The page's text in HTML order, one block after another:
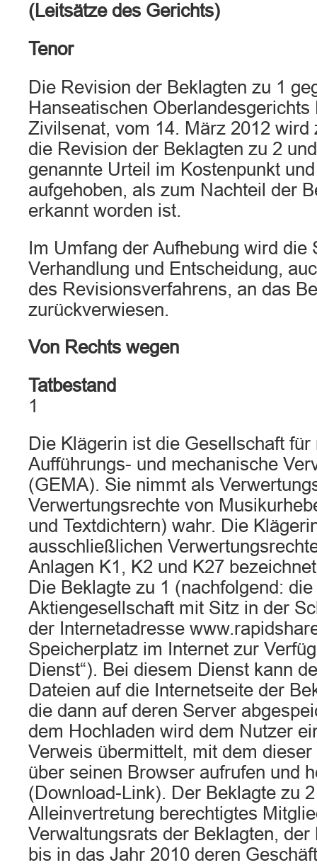
(Leitsätze des Gerichts)
Tenor
Die Revision der Beklagten zu 1
Hanseatischen Oberlandesgerichts
Zivilsenat, vom 14. März 2012 wird
die Revision der Beklagten zu 2
genannte Urteil im Kostenpunkt
aufgehoben, als zum Nachteil der
erkannt worden ist.
Im Umfang der Aufhebung wird die
Verhandlung und Entscheidung,
des Revisionsverfahrens, an das
zurückverwiesen.
Von Rechts wegen
Tatbestand
1
Die Klägerin ist die Gesellschaft
Aufführungs- und mechanische
(GEMA). Sie nimmt als
Verwertungsrechte von
und Textdichtern) wahr. Die
ausschließlichen
Anlagen K1, K2 und K27
Die Beklagte zu 1 (nachfolgend:
Aktiengesellschaft mit Sitz in der
der Internetadresse
Speicherplatz im Internet zur
Dienst“). Bei diesem Dienst kann
Dateien auf die Internetseite der
die dann auf deren Server
dem Hochladen wird dem Nutzer
Verweis übermittelt, mit dem
über seinen Browser aufrufen und
(Download-Link). Der Beklagte zu
Alleinvertretung berechtigtes
Verwaltungsrats der Beklagten,
bis in das Jahr 2010 deren